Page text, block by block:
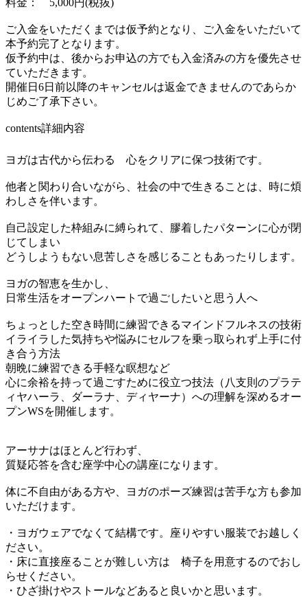
ご入金をいただくまでは仮予約となり、ご入金をいただいて
本予約完了となります。
仮予約中は、後からお申込の方でも入金済みの方を優先させ
ていただきます。
開催日6日前以降のキャンセルは返金できませんのであらか
じめご了承下さい。
contents詳細内容
ヨガは古代から伝わる 心をクリアに保つ技術です。
他者と関わり合いながら、社会の中で生きることは、時に煩
わしさを伴います。
自己設定した枠組みに縛られて、膠着したパターンに心が閉
じてしまい
どうしようもない息苦しさを感じることもあったりします。
ヨガの智恵を生かし、
日常生活をオープンハートで過ごしたいと思う人へ
ちょっとした空き時間に練習できるマインドフルネスの技術
イライラした気持ちや悩みにセルフを乗っ取られず上手に付
き合う方法
朝晩に練習できる手軽な瞑想など
心に余裕を持って過ごすために役立つ技法（八支則のプラテ
ィヤハーラ、ダーラナ、ディヤーナ）への理解を深めるオー
プンWSを開催します。
アーサナはほとんど行わず、
質疑応答を含む座学中心の講座になります。
体に不自由がある方や、ヨガのポーズ練習は苦手な方も参加
いただけます。
・ヨガウェアでなくて結構です。座りやすい服装でお越しく
ださい。
・床に直接座ることが難しい方は 椅子を用意するのでおし
らせください。
・ひざ掛けやストールなどあると良いかと思います。